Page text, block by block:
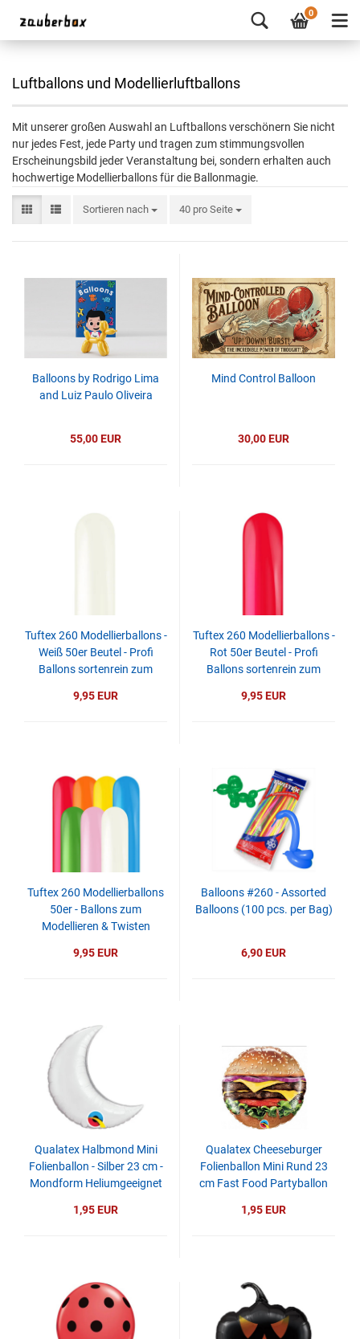
0
Luftballons und Modellierluftballons
Mit unserer großen Auswahl an Luftballons verschönern Sie nicht
nur jedes Fest, jede Party und tragen zum stimmungsvollen
Erscheinungsbild jeder Veranstaltung bei, sondern erhalten auch
hochwertige Modellierballons für die Ballonmagie.
Sortieren nach 40 pro Seite
Balloons by Rodrigo Lima
and Luiz Paulo Oliveira
55,00 EUR
Mind Control Balloon
30,00 EUR
Tuftex 260 Modellierballons -
Weiß 50er Beutel - Profi
Ballons sortenrein zum
9,95 EUR
Tuftex 260 Modellierballons -
Rot 50er Beutel - Profi
Ballons sortenrein zum
9,95 EUR
Tuftex 260 Modellierballons
50er - Ballons zum
Modellieren & Twisten
9,95 EUR
Balloons #260 - Assorted
Balloons (100 pcs. per Bag)
6,90 EUR
Qualatex Halbmond Mini
Folienballon - Silber 23 cm -
Mondform Heliumgeeignet
1,95 EUR
Qualatex Cheeseburger
Folienballon Mini Rund 23
cm Fast Food Partyballon
1,95 EUR